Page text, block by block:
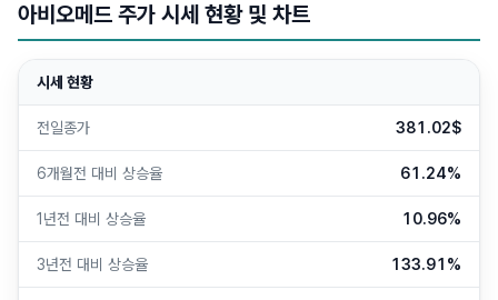
아비오메드 주가 시세 현황 및 차트
시세 현황
전일종가 381.02$
6개월전 대비 상승율 61.24%
1년전 대비 상승율 10.96%
3년전 대비 상승율 133.91%